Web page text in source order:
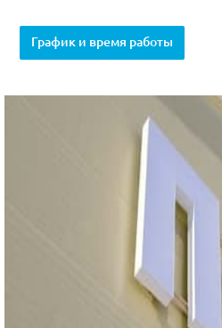
График и время работы